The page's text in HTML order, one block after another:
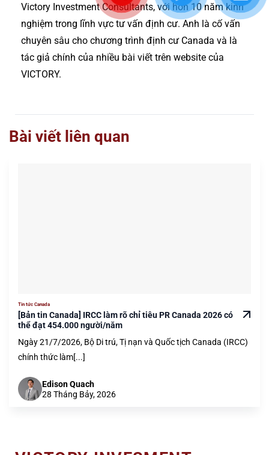
Victory Investment Consultants, với hơn 10 năm kinh
nghiệm trong lĩnh vực tư vấn định cư. Anh là cố vấn
chuyên sâu cho chương trình định cư Canada và là
tác giả chính của nhiều bài viết trên website của
VICTORY.
Bài viết liên quan
Tin tức Canada
[Bản tin Canada] IRCC làm rõ chỉ tiêu PR Canada 2026 có
thể đạt 454.000 người/năm
Ngày 21/7/2026, Bộ Di trú, Tị nạn và Quốc tịch Canada (IRCC)
chính thức làm[...]
Edison Quach
28 Tháng Bảy, 2026